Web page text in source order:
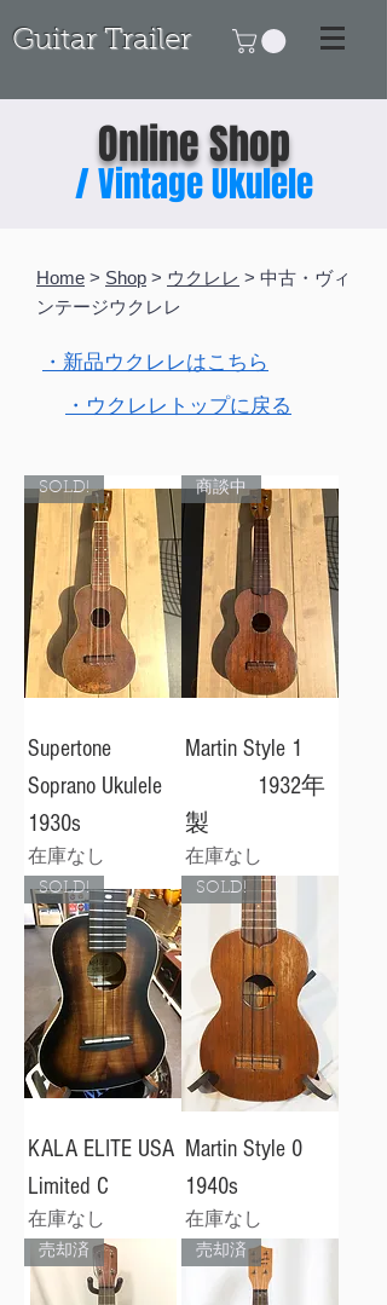
Guitar Trailer
Online Shop
/ Vintage Ukulele
Home > Shop > ウクレレ > 中古・ヴィ
ンテージウクレレ
・新品ウクレレはこちら
・ウクレレトップに戻る
SOLD!
Supertone
Soprano Ukulele
1930s
在庫なし
商談中
Martin Style 1
1932年
製
在庫なし
SOLD!
KALA ELITE USA
Limited C
在庫なし
SOLD!
Martin Style 0
1940s
在庫なし
売却済 売却済